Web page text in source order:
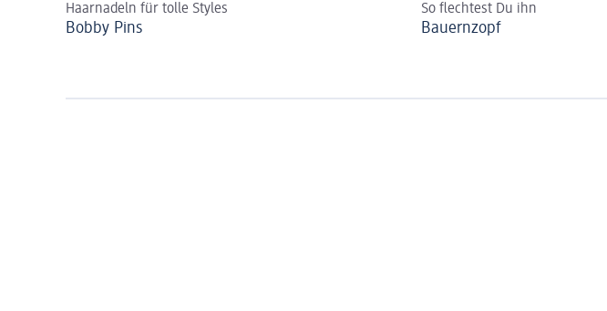
Haarnadeln für tolle Styles
Bobby Pins
So flechtest Du ihn
Bauernzopf